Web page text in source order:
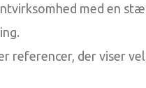
med en
referencer, der viser